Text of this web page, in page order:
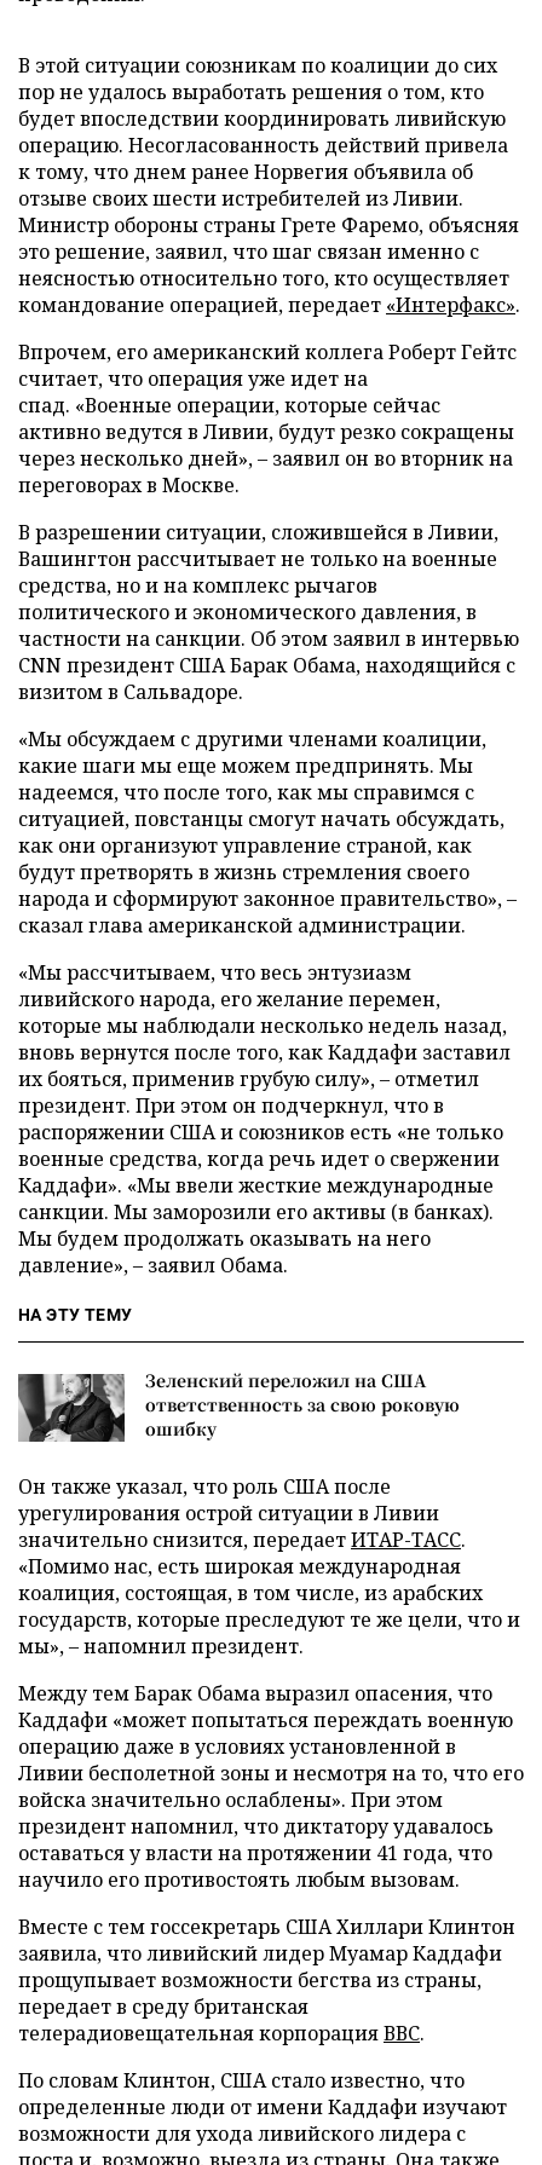
В этой ситуации союзникам по коалиции до сих
пор не удалось выработать решения о том, кто
будет впоследствии координировать ливийскую
операцию. Несогласованность действий привела
к тому, что днем ранее Норвегия объявила об
отзыве своих шести истребителей из Ливии.
Министр обороны страны Грете Фаремо, объясняя
это решение, заявил, что шаг связан именно с
неясностью относительно того, кто осуществляет
командование операцией, передает «Интерфакс».
Впрочем, его американский коллега Роберт Гейтс
считает, что операция уже идет на
спад. «Военные операции, которые сейчас
активно ведутся в Ливии, будут резко сокращены
через несколько дней», – заявил он во вторник на
переговорах в Москве.
В разрешении ситуации, сложившейся в Ливии,
Вашингтон рассчитывает не только на военные
средства, но и на комплекс рычагов
политического и экономического давления, в
частности на санкции. Об этом заявил в интервью
CNN президент США Барак Обама, находящийся с
визитом в Сальвадоре.
«Мы обсуждаем с другими членами коалиции,
какие шаги мы еще можем предпринять. Мы
надеемся, что после того, как мы справимся с
ситуацией, повстанцы смогут начать обсуждать,
как они организуют управление страной, как
будут претворять в жизнь стремления своего
народа и сформируют законное правительство»,–
сказал глава американской администрации.
«Мы рассчитываем, что весь энтузиазм
ливийского народа, его желание перемен,
которые мы наблюдали несколько недель назад,
вновь вернутся после того, как Каддафи заставил
их бояться, применив грубую силу»,– отметил
президент. При этом он подчеркнул, что в
распоряжении США и союзников есть «не только
военные средства, когда речь идет о свержении
Каддафи». «Мы ввели жесткие международные
санкции. Мы заморозили его активы (в банках).
Мы будем продолжать оказывать на него
давление»,– заявил Обама.
НА ЭТУ ТЕМУ
Зеленский переложил на США
ответственность за свою роковую
ошибку
Он также указал, что роль США после
урегулирования острой ситуации в Ливии
значительно снизится, передаетИТАР-ТАСС.
«Помимо нас, есть широкая международная
коалиция, состоящая, в том числе, из арабских
государств, которые преследуют те же цели, что и
мы»,–напомнил президент.
Между тем Барак Обама выразил опасения, что
Каддафи «может попытаться переждать военную
операцию даже в условиях установленной в
Ливии бесполетной зоны и несмотря на то, что его
войска значительно ослаблены». При этом
президент напомнил, что диктатору удавалось
оставаться у власти на протяжении 41 года, что
научило его противостоять любым вызовам.
Вместе с тем госсекретарь США Хиллари Клинтон
заявила, что ливийский лидер Муамар Каддафи
прощупывает возможности бегства из страны,
передает в среду британская
телерадиовещательная корпорацияВВС.
По словам Клинтон, США стало известно, что
определенные люди от имени Каддафи изучают
возможности для ухода ливийского лидера с